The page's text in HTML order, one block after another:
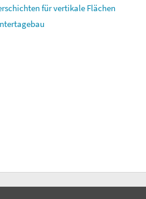
für vertikale Flächen